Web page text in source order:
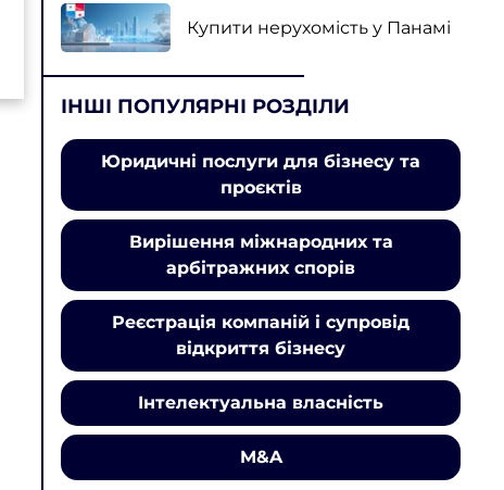
Купити нерухомість у Панамі
ІНШІ ПОПУЛЯРНІ РОЗДІЛИ
Юридичні послуги для бізнесу та
проєктів
Вирішення міжнародних та
арбітражних спорів
Реєстрація компаній і супровід
відкриття бізнесу
Інтелектуальна власність
M&A